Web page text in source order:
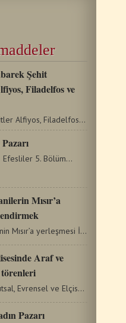
Şehit
Filadelfos ve
Mübarek şehitler Alfiyos, Filadelfos ve Kirinos, İmparator…
5. Bölüm…
Mısır’a
Yusuf ve ailesinin Mısır’a yerleşmesi İbranilerin Mısır’da…
Araf ve
Araf, Tek, Kutsal, Evrensel ve Elçisel Kilise'nin hiçbir…
Pazarı